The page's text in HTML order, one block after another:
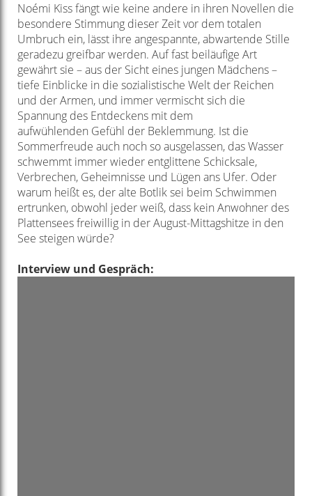
Noémi Kiss fängt wie keine andere in ihren Novellen die
besondere Stimmung dieser Zeit vor dem totalen
Umbruch ein, lässt ihre angespannte,abwartende Stille
geradezu greifbar werden. Auf fast beiläufige Art
gewährt sie – aus der Sicht eines jungen Mädchens –
tiefe Einblicke in die sozialistische Welt der Reichen
und der Armen, und immervermischt sich die
Spannung des Entdeckens mit dem
aufwühlenden Gefühl der Beklemmung. Ist die
Sommerfreude auch noch so ausgelassen, das Wasser
schwemmt immer wieder entglittene Schicksale,
Verbrechen, Geheimnisse und Lügen ans Ufer. Oder
warum heißt es, deralte Botlik sei beim Schwimmen
ertrunken, obwohl jeder weiß, dass kein Anwohner des
Plattensees freiwillig in der August-Mittagshitze in den
See steigen würde?
Interview und Gespräch: